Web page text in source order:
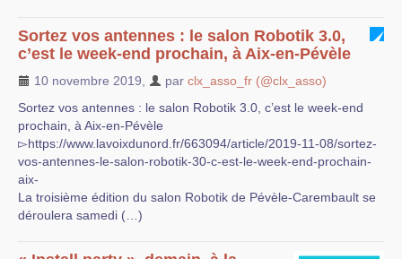
Sortez vos antennes : le salon Robotik 3.0,
c’est le week-end prochain, à Aix-en-Pévèle
10 novembre 2019 par clx_asso_fr (@clx_asso)
Sortez vos antennes : le salon Robotik 3.0, c’est le week-end
prochain, à Aix-en-Pévèle
▻https://www.lavoixdunord.fr/663094/article/2019-11-08/sortez-
vos-antennes-le-salon-robotik-30-c-est-le-week-end-prochain-
aix-
La troisième édition du salon Robotik de Pévèle-Carembault se
déroulera samedi (…)